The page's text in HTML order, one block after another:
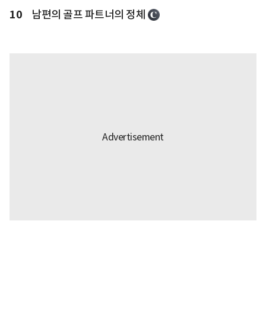
10 남편의 골프 파트너의 정체